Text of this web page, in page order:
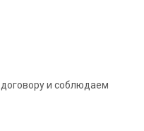
и соблюдаем